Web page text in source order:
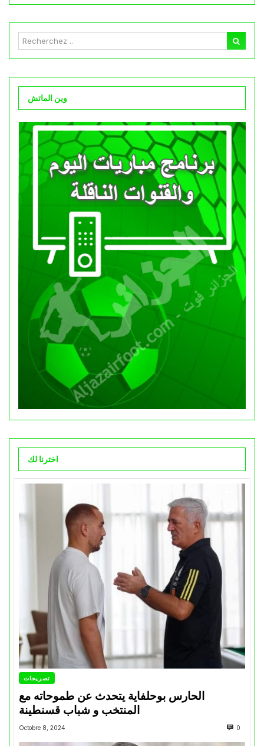
وين الماتش
اخترنا لك
تصريحات
الحارس بوحلفاية يتحدث عن طموحاته مع
المنتخب و شباب قسنطينة
Octobre 8, 2024 0